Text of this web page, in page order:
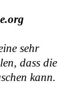
sehr
dass die
kann.